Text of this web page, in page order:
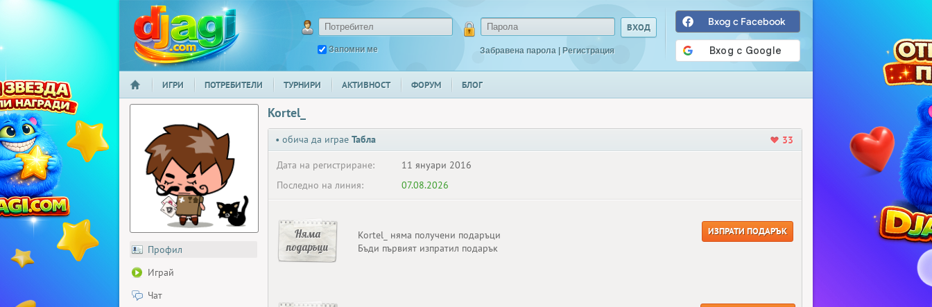
Запомни ме Забравена парола | Регистрация
Вход с Facebook
НАЧАЛО
ИГРИ ПОТРЕБИТЕЛИ ТУРНИРИ АКТИВНОСТ ФОРУМ БЛОГ
Профил
Играй
Чат
Kortel_
• обича да играе Табла
33
Дата на регистриране:
11 януари 2016
Последно на линия:
07.08.2026
Няма
подаръци
Kortel_ няма получени подаръци
Бъди първият изпратил подарък
ИЗПРАТИ ПОДАРЪК